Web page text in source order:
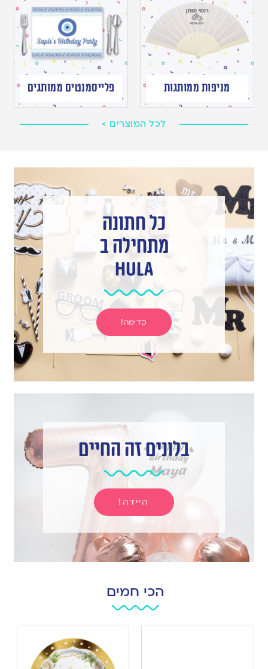
מניפות ממותגות פלייסמנטים ממותגים
לכל המוצרים >
כל חתונה
מתחילה ב
hula
קדימה!
בלונים זה החיים
היידה!
הכי חמים